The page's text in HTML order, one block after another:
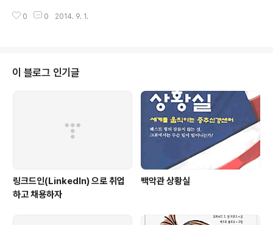
마치기도 전에, 인터넷에서 검색을 해보니, 세상에나, 저자는, 지금 전남 고흥에
증, 두통 등, 코, 귀, 눈, 머리에 관해 세계 최초로 그 연관성을 밝히며 혁혁한 의
학적 성취를 이룬 분이 왜, 촌로들의 근골격 질환 치료해주고 ..
0 0 2014. 9. 1.
이 블로그 인기글
링크드인(LinkedIn) 으로 취업
하고 채용하자
백악관 상황실